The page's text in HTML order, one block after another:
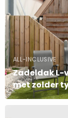
ALL-INCLUSIVE
Zadeldak L-
met zolder